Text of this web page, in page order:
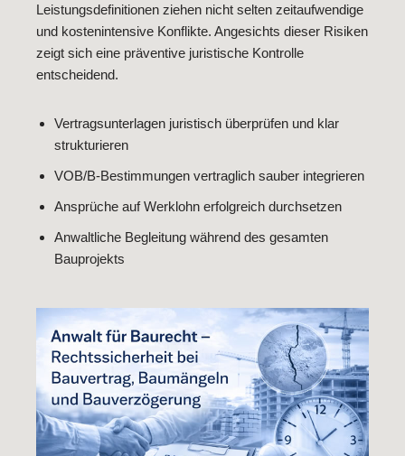
Leistungsdefinitionen ziehen nicht selten zeitaufwendige
und kostenintensive Konflikte. Angesichts dieser Risiken
zeigt sich eine präventive juristische Kontrolle
entscheidend.
Vertragsunterlagen juristisch überprüfen und klar
strukturieren
VOB/B-Bestimmungen vertraglich sauber integrieren
Ansprüche auf Werklohn erfolgreich durchsetzen
Anwaltliche Begleitung während des gesamten
Bauprojekts